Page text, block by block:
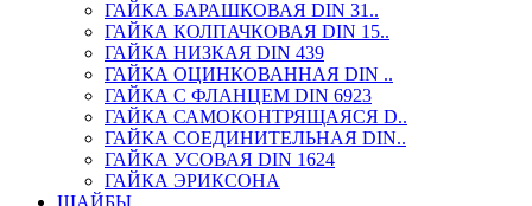
ГАЙКА БАРАШКОВАЯ DIN 31..
ГАЙКА КОЛПАЧКОВАЯ DIN 15..
ГАЙКА НИЗКАЯ DIN 439
ГАЙКА ОЦИНКОВАННАЯ DIN ..
ГАЙКА С ФЛАНЦЕМ DIN 6923
ГАЙКА САМОКОНТРЯЩАЯСЯ D..
ГАЙКА СОЕДИНИТЕЛЬНАЯ DIN..
ГАЙКА УСОВАЯ DIN 1624
ГАЙКА ЭРИКСОНА
ШАЙБЫ